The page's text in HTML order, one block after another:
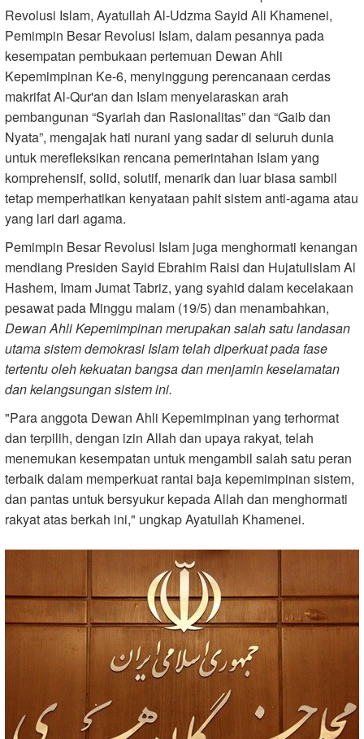
Revolusi Islam, Ayatullah Al-Udzma Sayid Ali Khamenei,
Pemimpin Besar Revolusi Islam, dalam pesannya pada
kesempatan pembukaan pertemuan Dewan Ahli
Kepemimpinan Ke-6, menyinggung perencanaan cerdas
makrifat Al-Qur'an dan Islam menyelaraskan arah
pembangunan “Syariah dan Rasionalitas” dan “Gaib dan
Nyata”, mengajak hati nurani yang sadar di seluruh dunia
untuk merefleksikan rencana pemerintahan Islam yang
komprehensif, solid, solutif, menarik dan luar biasa sambil
tetap memperhatikan kenyataan pahit sistem anti-agama atau
yang lari dari agama.
Pemimpin Besar Revolusi Islam juga menghormati kenangan
mendiang Presiden Sayid Ebrahim Raisi dan Hujatulislam Al
Hashem, Imam Jumat Tabriz, yang syahid dalam kecelakaan
pesawat pada Minggu malam (19/5) dan menambahkan,
Dewan Ahli Kepemimpinan merupakan salah satu landasan
utama sistem demokrasi Islam telah diperkuat pada fase
tertentu oleh kekuatan bangsa dan menjamin keselamatan
dan kelangsungan sistem ini.
"Para anggota Dewan Ahli Kepemimpinan yang terhormat
dan terpilih, dengan izin Allah dan upaya rakyat, telah
menemukan kesempatan untuk mengambil salah satu peran
terbaik dalam memperkuat rantai baja kepemimpinan sistem,
dan pantas untuk bersyukur kepada Allah dan menghormati
rakyat atas berkah ini," ungkap Ayatullah Khamenei.